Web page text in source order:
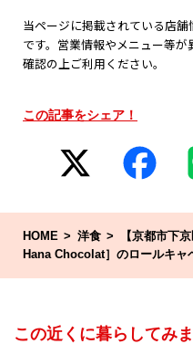
当ページに掲載されている店
です。営業情報やメニュー等
確認の上ご利用ください。
この記事をシェア！
HOME 洋食
【京都市下
Hana Chocolat］のロールキャ
この近くに暮らしてみ